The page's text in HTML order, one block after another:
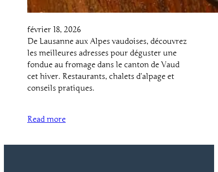
février 18, 2026
De Lausanne aux Alpes vaudoises, découvrez
les meilleures adresses pour déguster une
fondue au fromage dans le canton de Vaud
cet hiver. Restaurants, chalets d’alpage et
conseils pratiques.
Read more